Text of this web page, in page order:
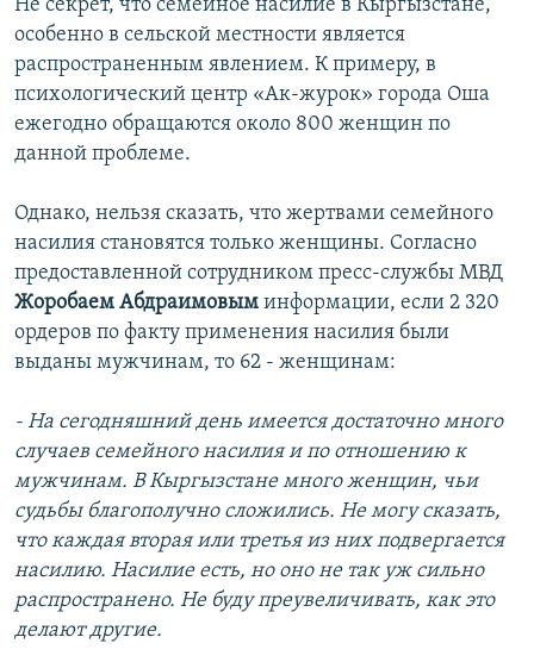
Не секрет, что семейное насилие в Кыргызстане,
особенно в сельской местности является
распространенным явлением. К примеру, в
психологический центр «Ак-журок» города Оша
ежегодно обращаются около 800 женщин по
данной проблеме.
Однако, нельзя сказать, что жертвами семейного
насилия становятся только женщины. Согласно
предоставленной сотрудником пресс-службы МВД
Жоробаем Абдраимовым информации, если 2 320
ордеров по факту применения насилия были
выданы мужчинам, то 62 - женщинам:
- На сегодняшний день имеется достаточно много
случаев семейного насилия и по отношению к
мужчинам. В Кыргызстане много женщин, чьи
судьбы благополучно сложились. Не могу сказать,
что каждая вторая или третья из них подвергается
насилию. Насилие есть, но оно не так уж сильно
распространено. Не буду преувеличивать, как это
делают другие.